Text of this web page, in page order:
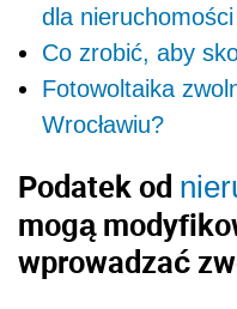
dla nieruchomości
Co zrobić, aby
Fotowoltaika
Wrocławiu?
Podatek od
mogą
wprowadzać